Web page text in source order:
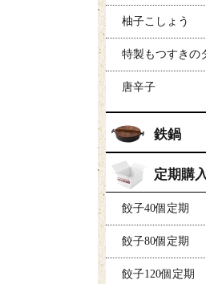
柚子こしょう
特製もつすきの
唐辛子
鉄鍋
定期購入
餃子40個定期
餃子80個定期
餃子120個定期